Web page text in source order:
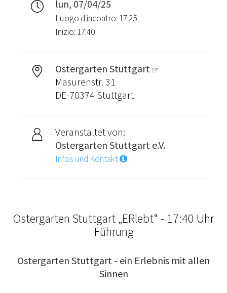
lun, 07/04/25
Luogo d'incontro: 17:25
Inizio: 17:40
Ostergarten Stuttgart
Masurenstr. 31
DE-70374 Stuttgart
Veranstaltet von:
Ostergarten Stuttgart e.V.
Infos und Kontakt
Ostergarten Stuttgart „ERlebt“ - 17:40 Uhr
Führung
Ostergarten Stuttgart - ein Erlebnis mit allen
Sinnen